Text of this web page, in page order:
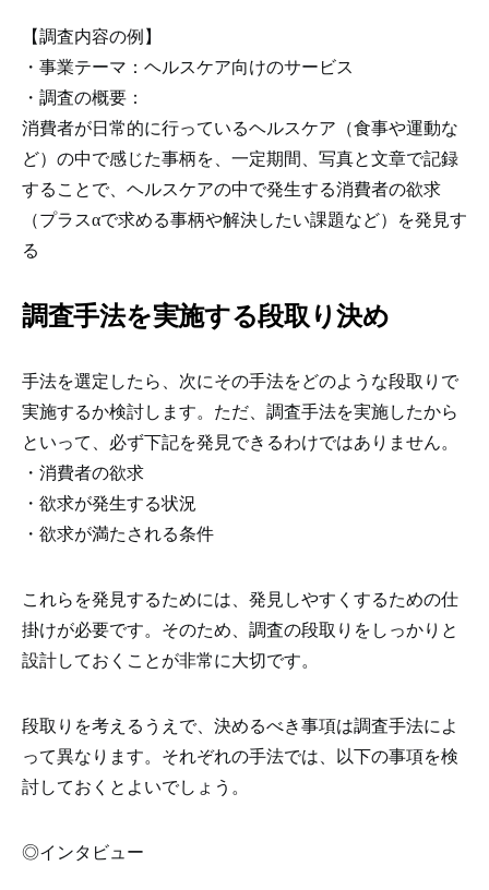
【調査内容の例】
・事業テーマ：ヘルスケア向けのサービス
・調査の概要：
消費者が日常的に行っているヘルスケア（食事や運動な
ど）の中で感じた事柄を、一定期間、写真と文章で記録
することで、ヘルスケアの中で発生する消費者の欲求
（プラスαで求める事柄や解決したい課題など）を発見す
る
調査手法を実施する段取り決め
手法を選定したら、次にその手法をどのような段取りで
実施するか検討します。ただ、調査手法を実施したから
といって、必ず下記を発見できるわけではありません。
・消費者の欲求
・欲求が発生する状況
・欲求が満たされる条件
これらを発見するためには、発見しやすくするための仕
掛けが必要です。そのため、調査の段取りをしっかりと
設計しておくことが非常に大切です。
段取りを考えるうえで、決めるべき事項は調査手法によ
って異なります。それぞれの手法では、以下の事項を検
討しておくとよいでしょう。
◎インタビュー